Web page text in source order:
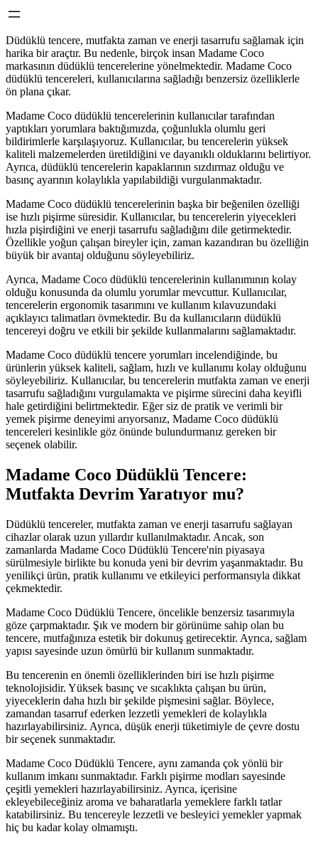
Düdüklü tencere, mutfakta zaman ve enerji tasarrufu sağlamak için
harika bir araçtır. Bu nedenle, birçok insan Madame Coco
markasının düdüklü tencerelerine yönelmektedir. Madame Coco
düdüklü tencereleri, kullanıcılarına sağladığı benzersiz özelliklerle
ön plana çıkar.
Madame Coco düdüklü tencerelerinin kullanıcılar tarafından
yaptıkları yorumlara baktığımızda, çoğunlukla olumlu geri
bildirimlerle karşılaşıyoruz. Kullanıcılar, bu tencerelerin yüksek
kaliteli malzemelerden üretildiğini ve dayanıklı olduklarını belirtiyor.
Ayrıca, düdüklü tencerelerin kapaklarının sızdırmaz olduğu ve
basınç ayarının kolaylıkla yapılabildiği vurgulanmaktadır.
Madame Coco düdüklü tencerelerinin başka bir beğenilen özelliği
ise hızlı pişirme süresidir. Kullanıcılar, bu tencerelerin yiyecekleri
hızla pişirdiğini ve enerji tasarrufu sağladığını dile getirmektedir.
Özellikle yoğun çalışan bireyler için, zaman kazandıran bu özelliğin
büyük bir avantaj olduğunu söyleyebiliriz.
Ayrıca, Madame Coco düdüklü tencerelerinin kullanımının kolay
olduğu konusunda da olumlu yorumlar mevcuttur. Kullanıcılar,
tencerelerin ergonomik tasarımını ve kullanım kılavuzundaki
açıklayıcı talimatları övmektedir. Bu da kullanıcıların düdüklü
tencereyi doğru ve etkili bir şekilde kullanmalarını sağlamaktadır.
Madame Coco düdüklü tencere yorumları incelendiğinde, bu
ürünlerin yüksek kaliteli, sağlam, hızlı ve kullanımı kolay olduğunu
söyleyebiliriz. Kullanıcılar, bu tencerelerin mutfakta zaman ve enerji
tasarrufu sağladığını vurgulamakta ve pişirme sürecini daha keyifli
hale getirdiğini belirtmektedir. Eğer siz de pratik ve verimli bir
yemek pişirme deneyimi arıyorsanız, Madame Coco düdüklü
tencereleri kesinlikle göz önünde bulundurmanız gereken bir
seçenek olabilir.
Madame Coco Düdüklü Tencere:
Mutfakta Devrim Yaratıyor mu?
Düdüklü tencereler, mutfakta zaman ve enerji tasarrufu sağlayan
cihazlar olarak uzun yıllardır kullanılmaktadır. Ancak, son
zamanlarda Madame Coco Düdüklü Tencere'nin piyasaya
sürülmesiyle birlikte bu konuda yeni bir devrim yaşanmaktadır. Bu
yenilikçi ürün, pratik kullanımı ve etkileyici performansıyla dikkat
çekmektedir.
Madame Coco Düdüklü Tencere, öncelikle benzersiz tasarımıyla
göze çarpmaktadır. Şık ve modern bir görünüme sahip olan bu
tencere, mutfağınıza estetik bir dokunuş getirecektir. Ayrıca, sağlam
yapısı sayesinde uzun ömürlü bir kullanım sunmaktadır.
Bu tencerenin en önemli özelliklerinden biri ise hızlı pişirme
teknolojisidir. Yüksek basınç ve sıcaklıkta çalışan bu ürün,
yiyeceklerin daha hızlı bir şekilde pişmesini sağlar. Böylece,
zamandan tasarruf ederken lezzetli yemekleri de kolaylıkla
hazırlayabilirsiniz. Ayrıca, düşük enerji tüketimiyle de çevre dostu
bir seçenek sunmaktadır.
Madame Coco Düdüklü Tencere, aynı zamanda çok yönlü bir
kullanım imkanı sunmaktadır. Farklı pişirme modları sayesinde
çeşitli yemekleri hazırlayabilirsiniz. Ayrıca, içerisine
ekleyebileceğiniz aroma ve baharatlarla yemeklere farklı tatlar
katabilirsiniz. Bu tencereyle lezzetli ve besleyici yemekler yapmak
hiç bu kadar kolay olmamıştı.